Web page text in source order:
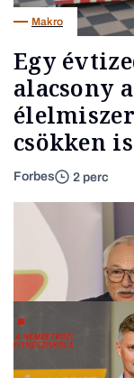
Makro
Egy
alacsony
csökken is
Forbes 2 perc